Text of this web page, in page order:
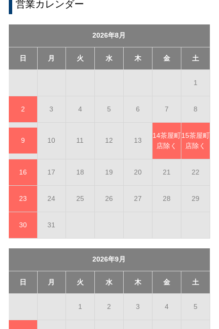
営業カレンダー
2026年8月
日 月 火 水 木 金 土
1
2 3 4 5 6 7 8
9 10 11 12 13
14茶屋町
店除く
15茶屋町
店除く
16 17 18 19 20 21 22
23 24 25 26 27 28 29
30 31
2026年9月
日 月 火 水 木 金 土
1 2 3 4 5